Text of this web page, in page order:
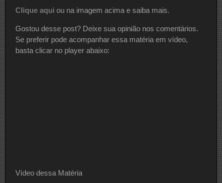
Clique aqui ou na imagem acima e saiba mais.
Gostou desse post? Deixe sua opinião nos comentários.
Se preferir pode acompanhar essa matéria em vídeo,
basta clicar no player abaixo:
Vídeo dessa Matéria